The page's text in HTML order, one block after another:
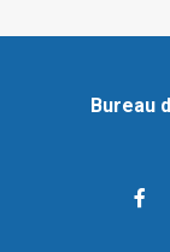
Bureau